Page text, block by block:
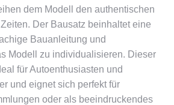
dem Modell den authentischen
Der Bausatz beinhaltet eine
Bauanleitung und
Modell zu individualisieren. Dieser
für Autoenthusiasten und
und eignet sich perfekt für
oder als beeindruckendes